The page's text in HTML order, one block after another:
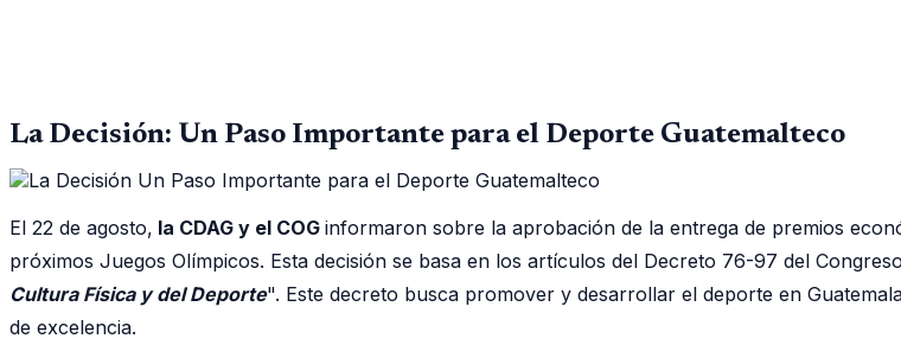
La Decisión: Un Paso Importante para el Deporte Guatemalteco
El 22 de agosto, la CDAG y el COG informaron sobre la aprobación de la entrega de premios
próximos Juegos Olímpicos. Esta decisión se basa en los artículos del Decreto 76-97 del
Cultura Física y del Deporte". Este decreto busca promover y desarrollar el deporte en
de excelencia.